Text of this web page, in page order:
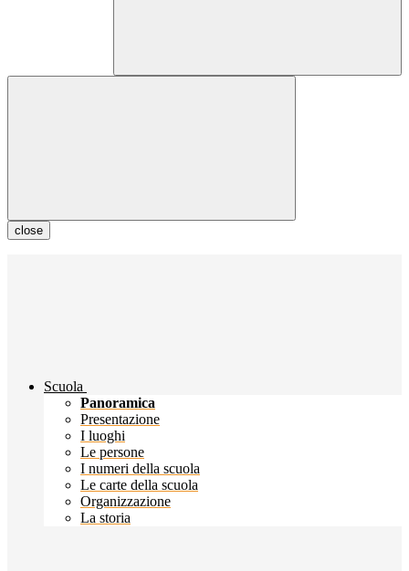
close
Scuola
Panoramica
Presentazione
I luoghi
Le persone
I numeri della scuola
Le carte della scuola
Organizzazione
La storia